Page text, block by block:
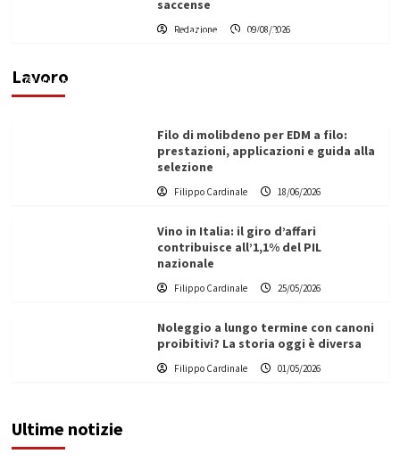
saccense
Redazione 09/08/2026
Lavoro
L’ingegnere saccense Buscarnera partner chiave
di un progetto transnazionale per la transizione
Filippo Cardinale
Filo di molibdeno per EDM a filo:
prestazioni, applicazioni e guida alla
selezione
Filippo Cardinale 18/06/2026
Vino in Italia: il giro d’affari
contribuisce all’1,1% del PIL
nazionale
Filippo Cardinale 25/05/2026
Noleggio a lungo termine con canoni
proibitivi? La storia oggi è diversa
Filippo Cardinale 01/05/2026
Ultime notizie